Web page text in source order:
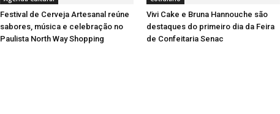
Festival de Cerveja Artesanal reúne
sabores, música e celebração no
Paulista North Way Shopping
Vivi Cake e Bruna Hannouche são
destaques do primeiro dia da Feira
de Confeitaria Senac